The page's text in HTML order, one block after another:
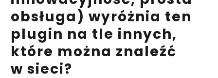
obsługa) wyróżnia ten
plugin na tle innych,
które można znaleźć
w sieci?